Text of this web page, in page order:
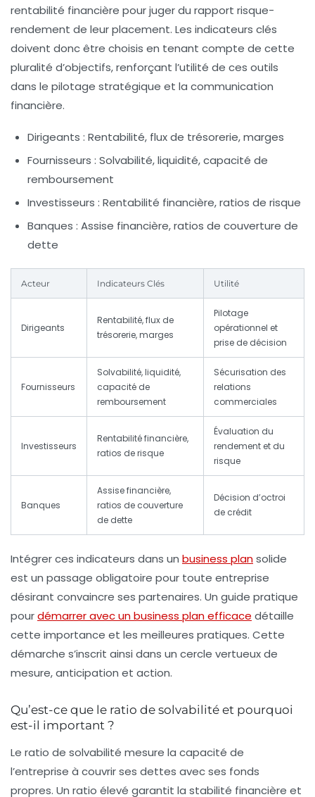
rentabilité financière pour juger du rapport risque-
rendement de leur placement. Les indicateurs clés
doivent donc être choisis en tenant compte de cette
pluralité d’objectifs, renforçant l’utilité de ces outils
dans le pilotage stratégique et la communication
financière.
Dirigeants : Rentabilité, flux de trésorerie, marges
Fournisseurs : Solvabilité, liquidité, capacité de
remboursement
Investisseurs : Rentabilité financière, ratios de risque
Banques : Assise financière, ratios de couverture de
dette
Acteur Indicateurs Clés Utilité
Dirigeants
Rentabilité, flux de
trésorerie, marges
Pilotage
opérationnel et
prise de décision
Fournisseurs
Solvabilité, liquidité,
capacité de
remboursement
Sécurisation des
relations
commerciales
Investisseurs
Rentabilité financière,
ratios de risque
Évaluation du
rendement et du
risque
Banques
Assise financière,
ratios de couverture
de dette
Décision d’octroi
de crédit
Intégrer ces indicateurs dans un business plansolide
est un passage obligatoire pour toute entreprise
désirant convaincre ses partenaires. Un guide pratique
pourdémarrer avec un business plan efficace détaille
cette importance et les meilleures pratiques. Cette
démarche s’inscrit ainsi dans un cercle vertueux de
mesure, anticipation et action.
Qu’est-ce que le ratio de solvabilité et pourquoi
est-il important ?
Le ratio de solvabilité mesure la capacité de
l’entreprise à couvrir ses dettes avec ses fonds
propres. Un ratio élevé garantit la stabilité financière et